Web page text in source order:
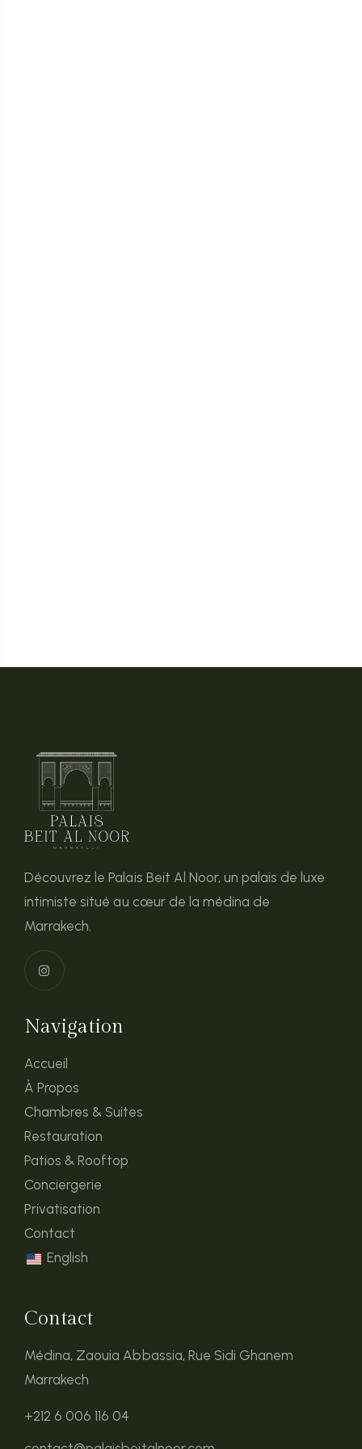
Découvrez le Palais Beit Al Noor, un palais de luxe
intimiste situé au cœur de la médina de
Marrakech.
Navigation
Accueil
À Propos
Chambres & Suites
Restauration
Patios & Rooftop
Conciergerie
Privatisation
Contact
English
Contact
Médina, Zaouia Abbassia, Rue Sidi Ghanem
Marrakech
+212 6 006 116 04